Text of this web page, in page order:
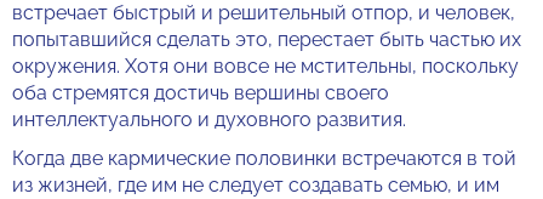
встречает быстрый и решительный отпор, и человек,
попытавшийся сделать это, перестает быть частью их
окружения. Хотя они вовсе не мстительны, поскольку
оба стремятся достичь вершины своего
интеллектуального и духовного развития.
Когда две кармические половинки встречаются в той
из жизней, где им не следует создавать семью, и им